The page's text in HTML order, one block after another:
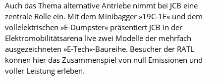
Auch das Thema alternative Antriebe nimmt bei JCB eine
zentrale Rolle ein. Mit dem Minibagger »19C-1E« und dem
vollelektrischen »­E-Dumpster« präsentiert JCB in der
Elektromobilitätsarena live zwei Modelle der mehrfach
ausgezeichneten »E-Tech«-Baureihe. Besucher der RATL
können hier das Zusammenspiel von null Emissionen und
voller Leistung erleben.